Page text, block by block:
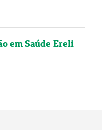
em Saúde Ereli